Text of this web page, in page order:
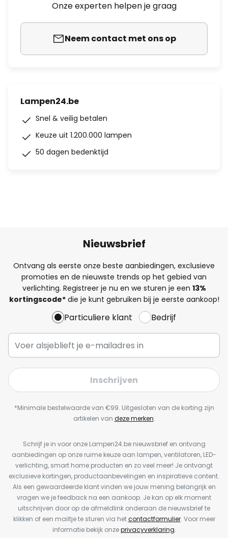
Onze experten helpen je graag
Neem contact met ons op
Lampen24.be
Snel & veilig betalen
Keuze uit 1.200.000 lampen
50 dagen bedenktijd
Nieuwsbrief
Ontvang als eerste onze beste aanbiedingen, exclusieve
promoties en de nieuwste trends op het gebied van
verlichting. Registreer je nu en we sturen je een 13%
kortingscode*die je kunt gebruiken bij je eerste aankoop!
Particuliere klant Bedrijf
Inschrijven
*Minimale bestelwaarde van €99. Uitgesloten van de korting zijn
artikelen van deze merken.
Schrijf je in voor onze Lampen24.be nieuwsbrief en ontvang
aanbiedingen op onze ruime keuze aan lampen, ventilatoren, LED-
verlichting, smart home producten en zo veel meer! Je ontvangt
exclusieve kortingen, productaanbevelingen en inspiratieve content.
Als een gewaardeerde klant vinden we jouw mening belangrijk en
vragen we je feedback na een aankoop. Je kan op elk moment
uitschrijven door op de afmeldlink onderaan de nieuwsbrief te
klikken of een mailtje te sturen via hetcontactformulier. Voor meer
informatie bekijk onzeprivacyverklaring.